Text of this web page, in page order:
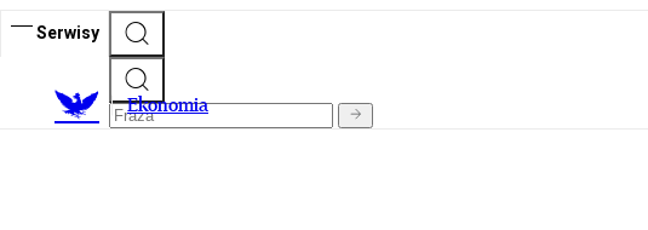
Serwisy
Ekonomia